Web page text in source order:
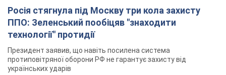
Україна придбала у Туреччини 70 балістичних
ракет і багато іншого озброєння: у Держдепі
США оприлюднили список
Держдеп вже поставив до відома американський Конгрес
11 годин тому 14,4 т.